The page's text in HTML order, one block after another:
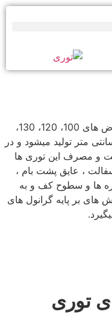
توری 60 گرمی 1 در 2 میلیمتر که با عرض های 100، 120، 130،
150، 160، 170، 180، 190، 200 سانتی متر تولید میشود و در
موجود است و مصرف این توری ها
، عایق پشت بام ،
ها و سطوح کف و به
های بر پایه گرانول های
توری